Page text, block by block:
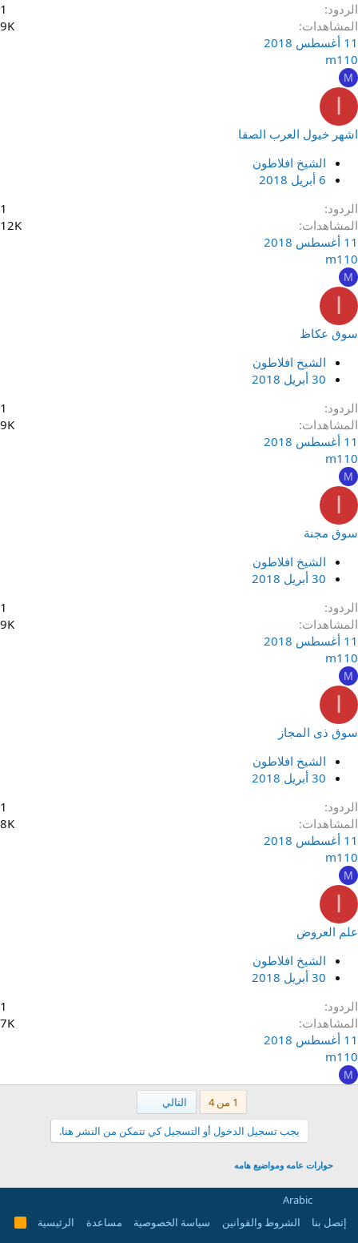
الردود
1
المشاهدات
9K
11 أغسطس 2018
m110
M
اشهر خيول العرب الصفا
الشيخ افلاطون
6 أبريل 2018
الردود
1
المشاهدات
12K
11 أغسطس 2018
m110
M
سوق عكاظ
الشيخ افلاطون
30 أبريل 2018
الردود
1
المشاهدات
9K
11 أغسطس 2018
m110
M
سوق مجنة
الشيخ افلاطون
30 أبريل 2018
الردود
1
المشاهدات
9K
11 أغسطس 2018
m110
M
سوق ذى المجاز
الشيخ افلاطون
30 أبريل 2018
الردود
1
المشاهدات
8K
11 أغسطس 2018
m110
M
علم العروض
الشيخ افلاطون
30 أبريل 2018
الردود
1
المشاهدات
7K
11 أغسطس 2018
m110
M
1 من 4 التالي
يجب تسجيل الدخول أو التسجيل كي تتمكن من النشر هنا.
حوارات عامه ومواضيع هامه
Arabic
إتصل بنا
الشروط والقوانين سياسة الخصوصية مساعدة الرئيسية
R